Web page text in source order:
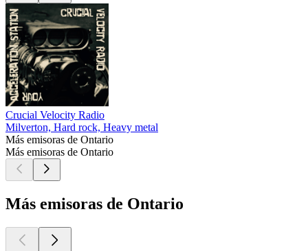
Crucial Velocity Radio
Milverton, Hard rock, Heavy metal
Más emisoras de Ontario
Más emisoras de Ontario
Más emisoras de Ontario